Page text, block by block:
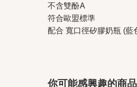
不含雙酚A
符合歐盟標準
配合 寬口徑矽膠奶瓶 (藍
你可能感興趣的商品